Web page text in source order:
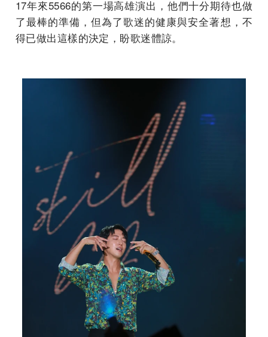
17年來5566的第一場高雄演出，他們十分期待也做
了最棒的準備，但為了歌迷的健康與安全著想，不
得已做出這樣的決定，盼歌迷體諒。